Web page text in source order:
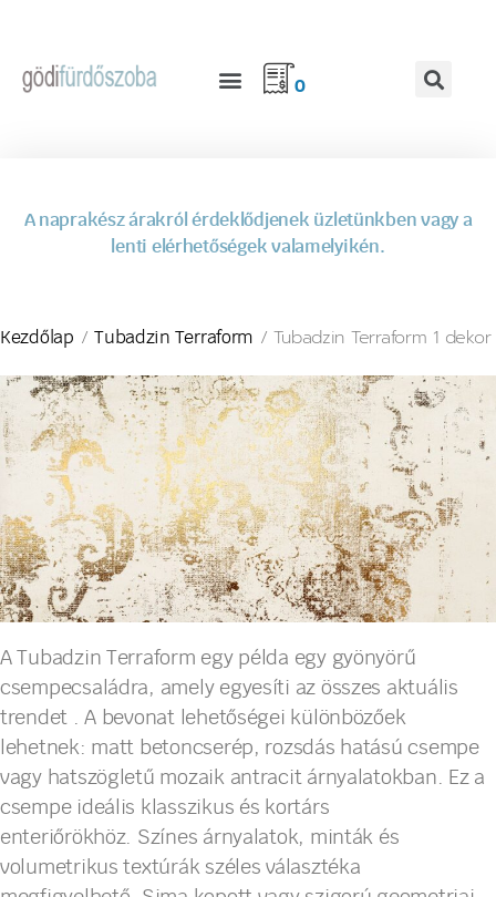
0
A naprakész árakról érdeklődjenek üzletünkben vagy a
lenti elérhetőségek valamelyikén.
Kezdőlap /Tubadzin Terraform / Tubadzin Terraform 1 dekor
A Tubadzin Terraform egy példa egy gyönyörű
csempecsaládra, amely egyesíti az összes aktuális
trendet . A bevonat lehetőségei különbözőek
lehetnek: matt betoncserép, rozsdás hatású csempe
vagy hatszögletű mozaik antracit árnyalatokban. Ez a
csempe ideális klasszikus és kortárs
enteriőrökhöz. Színes árnyalatok, minták és
volumetrikus textúrák széles választéka